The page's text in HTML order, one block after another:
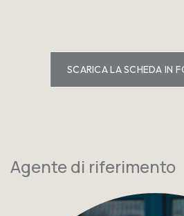
SCARICA LA SCHEDA IN
Agente di riferimento